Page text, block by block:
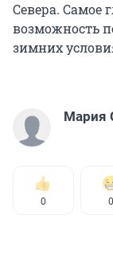
Севера. Самое
возможность
зимних
Мария
0 0